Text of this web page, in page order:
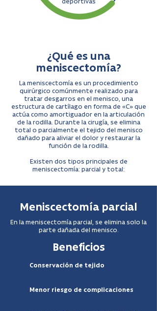
deportivas
¿Qué es una
meniscectomía?
La meniscectomía es un procedimiento
quirúrgico comúnmente realizado para
tratar desgarros en el menisco, una
estructura de cartílago en forma de «C» que
actúa como amortiguador en la articulación
de la rodilla. Durante la cirugía, se elimina
total o parcialmente el tejido del menisco
dañado para aliviar el dolor y restaurar la
función de la rodilla.
Existen dos tipos principales de
meniscectomía: parcial y total:
Meniscectomía parcial
En la meniscectomía parcial, se elimina solo la
parte dañada del menisco.
Beneficios
Conservación de tejido
Menor riesgo de complicaciones